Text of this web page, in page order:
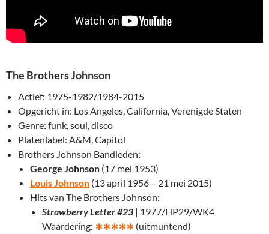
The Brothers Johnson
Actief: 1975-1982/1984-2015
Opgericht in: Los Angeles, California, Verenigde Staten
Genre: funk, soul, disco
Platenlabel: A&M, Capitol
Brothers Johnson Bandleden:
George Johnson (17 mei 1953)
Louis Johnson (13 april 1956 – 21 mei 2015)
Hits van The Brothers Johnson:
Strawberry Letter #23 | 1977/HP29/WK4
Waardering: ∗∗∗∗∗ (uitmuntend)